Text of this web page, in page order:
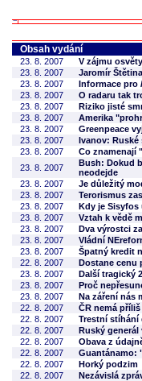
Obsah vydání
23. 8. 2007
V zájmu osvěty
23. 8. 2007
Jaromír
23. 8. 2007
Informace pro
23. 8. 2007
O radaru tak
23. 8. 2007
Riziko jisté
23. 8. 2007
Amerika
23. 8. 2007
Greenpeace
23. 8. 2007
Ivanov: Ruské
23. 8. 2007
Co znamenají
23. 8. 2007
Bush: Dokud
neodejde
23. 8. 2007
Je důležitý
23. 8. 2007
Terorismus
23. 8. 2007
Kdy je Sisyfos
23. 8. 2007
Vztah k vědě
23. 8. 2007
Dva výrostci
23. 8. 2007
Vládní
23. 8. 2007
Špatný kredit
22. 8. 2007
Dostane cenu
23. 8. 2007
Další tragický
23. 8. 2007
Proč
23. 8. 2007
Na záření nás
22. 8. 2007
ČR nemá
22. 8. 2007
Trestní stíhání
22. 8. 2007
Ruský generál
22. 8. 2007
Obava z
22. 8. 2007
Guantánamo:
22. 8. 2007
Horký podzim
22. 8. 2007
Nezávislá